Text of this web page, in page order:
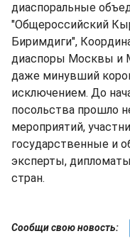
диаспоральные
"Общероссийский
Биримдиги",
диаспоры Москвы и
даже минувший
исключением. До
посольства прошло
мероприятий,
государственные и
эксперты,
стран.
Сообщи свою новость: